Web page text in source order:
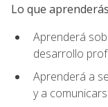
Lo que aprenderás
Aprenderá
desarrollo
Aprenderá a
y a